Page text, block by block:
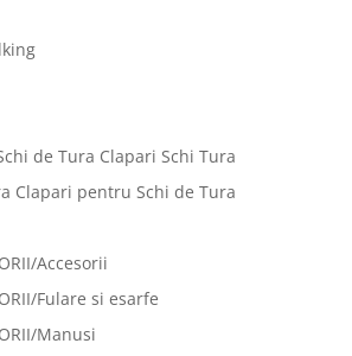
de Tura Clapari Schi Tura
Clapari pentru Schi de Tura
Accesorii
Fulare si esarfe
Manusi